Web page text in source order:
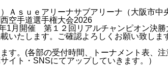
Ａｓｕｅアリーナサブアリーナ（大阪市中
手道選手権大会2026
1月開催 第１２回リアルチャンピオン決勝
いたします。ご確認よろしくお願い致しま
す。(各部の受付時間、トーナメント表、
イト・SNSにてアップしていきます。）